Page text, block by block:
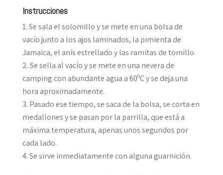
Instrucciones
Se sala el solomillo y se mete en una bolsa de
vacío junto a los ajos laminados, la pimienta de
Jamaica, el anís estrellado y las ramitas de tomillo.
Se sella al vacío y se mete en una nevera de
camping con abundante agua a 60ºC y se deja una
hora aproximadamente.
Pasado ese tiempo, se saca de la bolsa, se corta en
medallones y se pasan por la parrilla, que está a
máxima temperatura, apenas unos segundos por
cada lado.
Se sirve inmediatamente con alguna guarnición.